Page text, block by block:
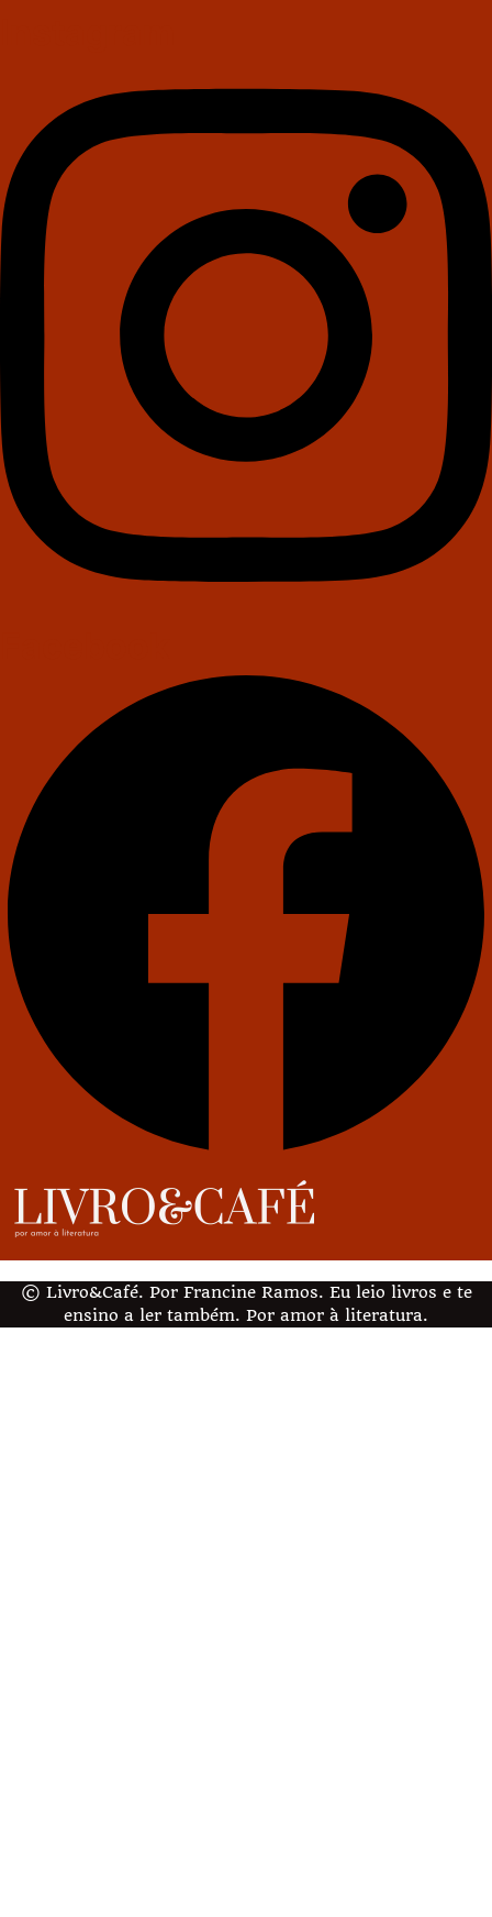
© Livro&Café. Por Francine Ramos. Eu leio livros e te
ensino a ler também. Por amor à literatura.